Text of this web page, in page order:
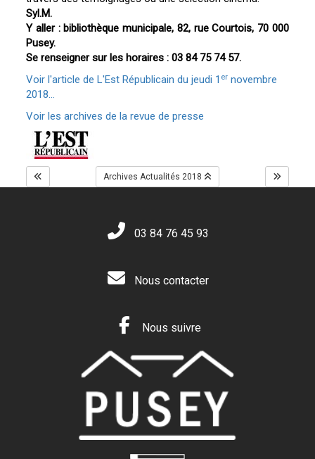
Syl.M.
Y aller : bibliothèque municipale, 82, rue Courtois, 70 000
Pusey.
Se renseigner sur les horaires : 03 84 75 74 57.
Voir l'article de L'Est Républicain du jeudi 1 er novembre
2018...
Voir les archives de la revue de presse
Archives Actualités 2018
03 84 76 45 93
Nous contacter
Nous suivre